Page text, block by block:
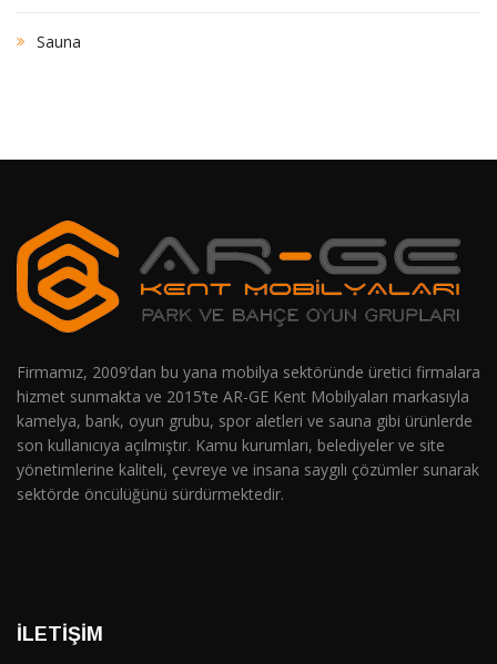
Sauna
Firmamız, 2009’dan bu yana mobilya sektöründe üretici firmalara
hizmet sunmakta ve 2015’te AR-GE Kent Mobilyaları markasıyla
kamelya, bank, oyun grubu, spor aletleri ve sauna gibi ürünlerde
son kullanıcıya açılmıştır. Kamu kurumları, belediyeler ve site
yönetimlerine kaliteli, çevreye ve insana saygılı çözümler sunarak
sektörde öncülüğünü sürdürmektedir.
İLETIŞIM